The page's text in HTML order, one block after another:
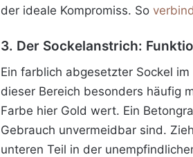
der ideale Kompromiss. So
3. Der Sockelanstrich:
Ein farblich abgesetzter Sockel
dieser Bereich besonders häufig
Farbe hier Gold wert. Ein
Gebrauch unvermeidbar sind.
unteren Teil in der